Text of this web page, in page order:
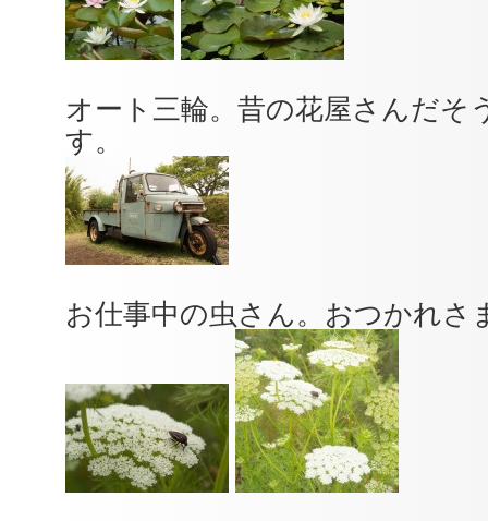
オート三輪。昔の花屋さんだそ
す。
お仕事中の虫さん。おつかれさ